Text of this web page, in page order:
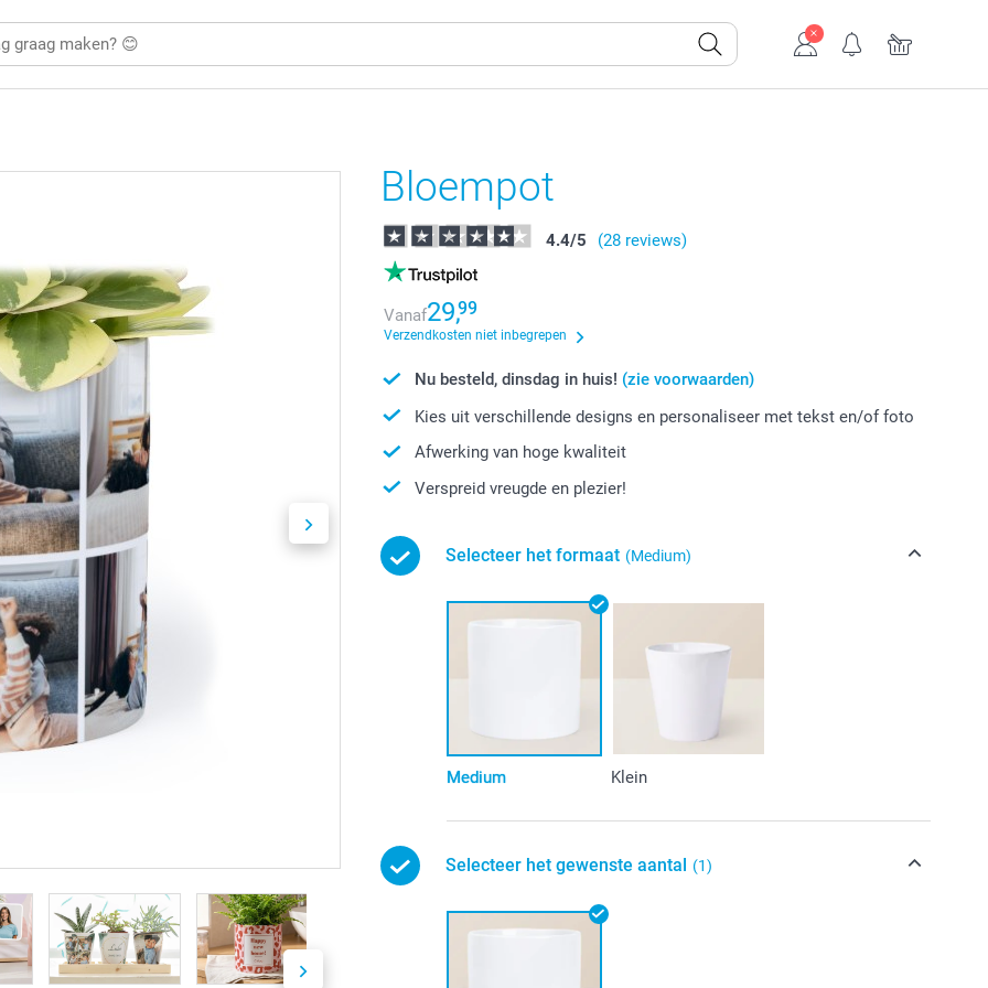
Bloempot
4.4/5 (28 reviews)
Vanaf29,99
Verzendkosten niet inbegrepen
Nu besteld, dinsdag in huis! (zie voorwaarden)
Kies uit verschillende designs en personaliseer met tekst en/of foto
Afwerking van hoge kwaliteit
Verspreid vreugde en plezier!
Selecteer het formaat (Medium)
Medium Klein
Selecteer het gewenste aantal (1)